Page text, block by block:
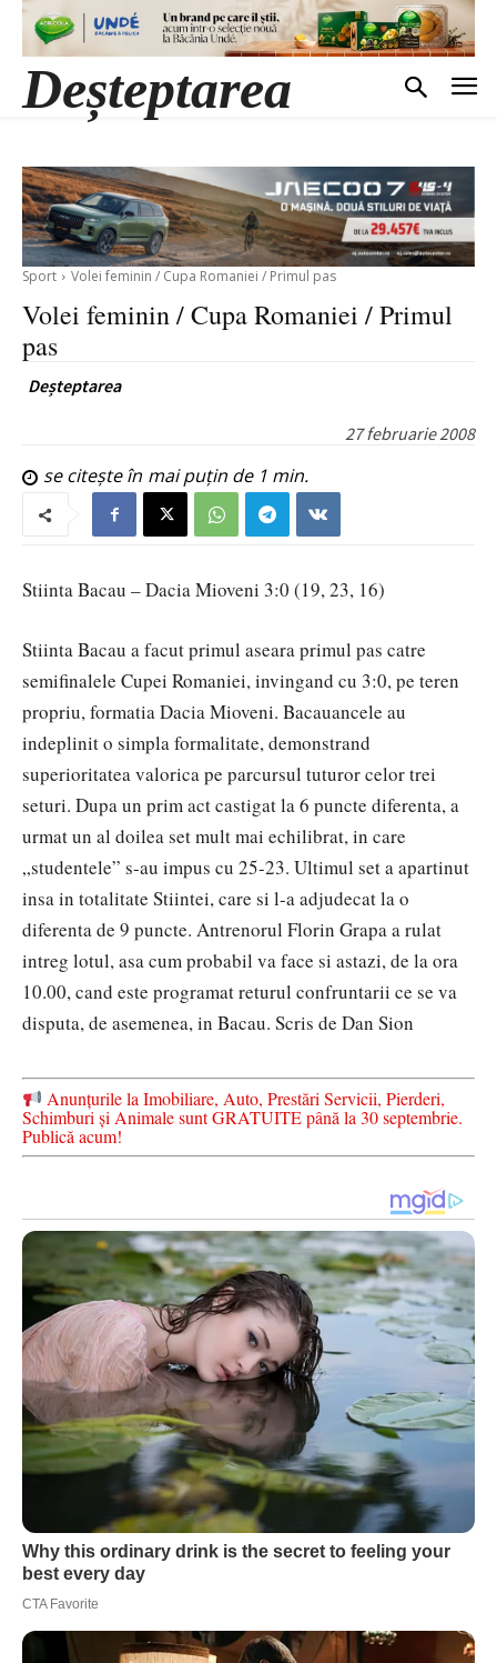
Deșteptarea
Sport Volei feminin / Cupa Romaniei / Primul pas
Volei feminin / Cupa Romaniei / Primul
pas
Deșteptarea
27 februarie 2008
se citește în mai puțin de 1 min.
Stiinta Bacau – Dacia Mioveni 3:0 (19, 23, 16)
Stiinta Bacau a facut primul aseara primul pas catre
semifinalele Cupei Romaniei, invingand cu 3:0, pe teren
propriu, formatia Dacia Mioveni. Bacauancele au
indeplinit o simpla formalitate, demonstrand
superioritatea valorica pe parcursul tuturor celor trei
seturi. Dupa un prim act castigat la 6 puncte diferenta, a
urmat un al doilea set mult mai echilibrat, in care
„studentele” s-au impus cu 25-23. Ultimul set a apartinut
insa in totalitate Stiintei, care si l-a adjudecat la o
diferenta de 9 puncte. Antrenorul Florin Grapa a rulat
intreg lotul, asa cum probabil va face si astazi, de la ora
10.00, cand este programat returul confruntarii ce se va
disputa, de asemenea, in Bacau. Scris de Dan Sion
Anunțurile la Imobiliare, Auto, Prestări Servicii, Pierderi,
Schimburi și Animale sunt GRATUITE până la 30 septembrie.
Publică acum!